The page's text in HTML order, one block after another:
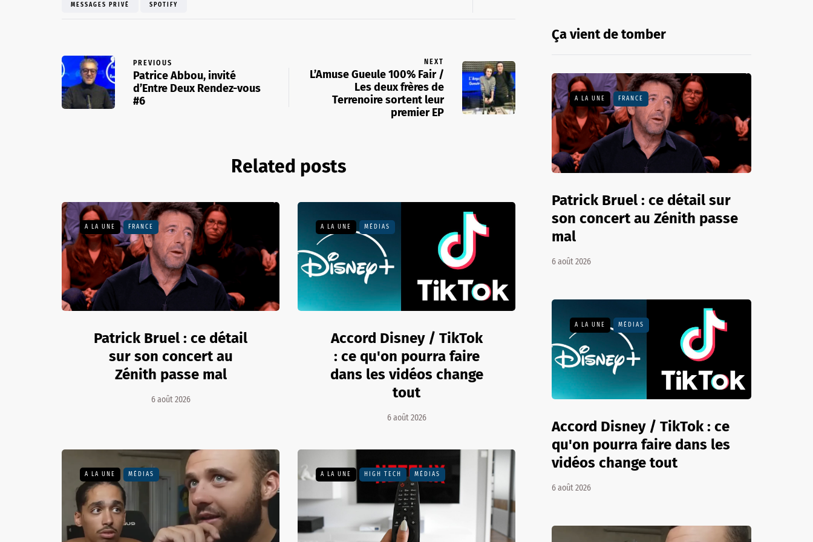
MESSAGES PRIVÉ SPOTIFY
PREVIOUS
Patrice Abbou, invité
d’Entre Deux Rendez-vous
#6
NEXT
L’Amuse Gueule 100% Fair /
Les deux frères de
Terrenoire sortent leur
premier EP
Related posts
A LA UNE FRANCE
Patrick Bruel : ce détail
sur son concert au
Zénith passe mal
6 août 2026
A LA UNE MÉDIAS
Accord Disney / TikTok
: ce qu'on pourra faire
dans les vidéos change
tout
6 août 2026
A LA UNE MÉDIAS A LA UNE HIGH TECH MÉDIAS
Ça vient de tomber
A LA UNE FRANCE
Patrick Bruel : ce détail sur
son concert au Zénith passe
mal
6 août 2026
A LA UNE MÉDIAS
Accord Disney / TikTok : ce
qu'on pourra faire dans les
vidéos change tout
6 août 2026